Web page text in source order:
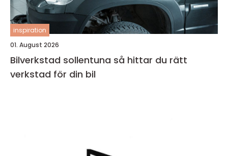
inspiration
01. August 2026
Bilverkstad sollentuna så hittar du rätt
verkstad för din bil